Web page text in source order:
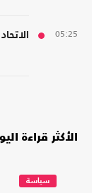
05:25
الأكثر قراءة
سياسة